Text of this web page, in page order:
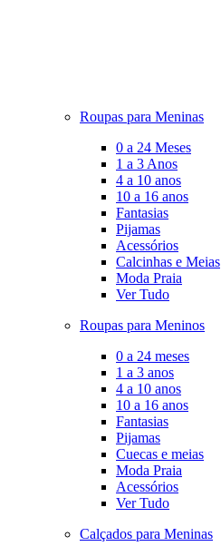
Roupas para Meninas
0 a 24 Meses
1 a 3 Anos
4 a 10 anos
10 a 16 anos
Fantasias
Pijamas
Acessórios
Calcinhas e Meias
Moda Praia
Ver Tudo
Roupas para Meninos
0 a 24 meses
1 a 3 anos
4 a 10 anos
10 a 16 anos
Fantasias
Pijamas
Cuecas e meias
Moda Praia
Acessórios
Ver Tudo
Calçados para Meninas